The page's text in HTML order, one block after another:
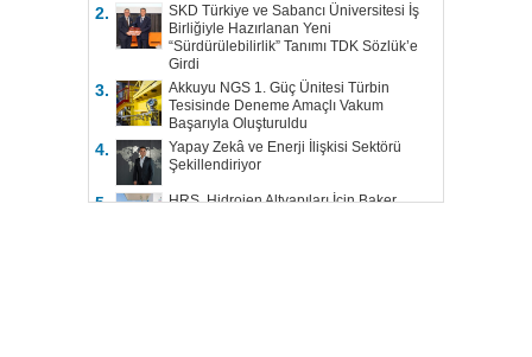
2.
SKD Türkiye ve Sabancı Üniversitesi İş
Birliğiyle Hazırlanan Yeni
“Sürdürülebilirlik” Tanımı TDK Sözlük’e
Girdi
3.
Akkuyu NGS 1. Güç Ünitesi Türbin
Tesisinde Deneme Amaçlı Vakum
Başarıyla Oluşturuldu
4.
Yapay Zekâ ve Enerji İlişkisi Sektörü
Şekillendiriyor
5.
HRS, Hidrojen Altyapıları İçin Baker